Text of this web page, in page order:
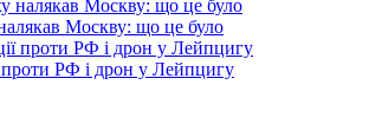
Москву: що це було
РФ і дрон у Лейпцигу